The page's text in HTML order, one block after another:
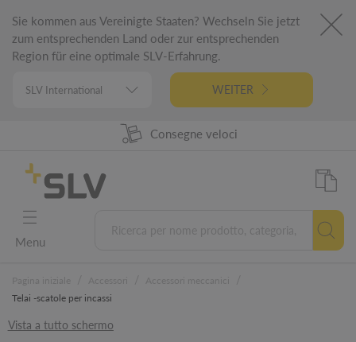
Sie kommen aus Vereinigte Staaten? Wechseln Sie jetzt
zum entsprechenden Land oder zur entsprechenden
Region für eine optimale SLV-Erfahrung.
WEITER
98% Disponibilità prodotti
Consegne veloci
5 letna garancija
Progettato in Germania
Menu
Telai -scatole per incassi
Vista a tutto schermo